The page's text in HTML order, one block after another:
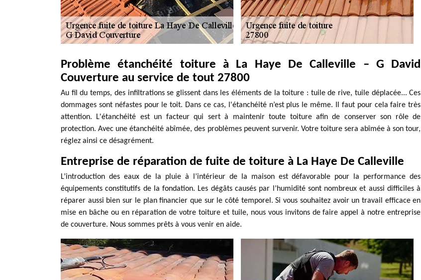
Problème étanchéité toiture à La Haye De Calleville – G David
Couverture au service de tout 27800
Au fil du temps, des infiltrations se glissent dans les éléments de la toiture : tuile de rive, tuile déplacée... Ces
dommages sont néfastes pour le toit. Dans ce cas, l'étanchéité n’est plus le même. Il faut pour cela faire très
attention. L'étanchéité est un facteur qui sert à maintenir toute toiture afin de conserver son rôle de
protection. Avec une étanchéité abîmée, des problèmes peuvent survenir. Votre toiture sera abîmée à son tour,
réglez ainsi ce désagrément.
Entreprise de réparation de fuite de toiture à La Haye De Calleville
L’introduction des eaux de la pluie à l’intérieur de la maison est défavorable pour la performance des
équipements constitutifs de la fondation. Les dégâts causés par l’humidité sont nombreux et aussi difficiles à
réparer aussi bien sur le plan financier que sur le côté temporel. Si vous souhaitez avoir un travail efficace en
mise en bâche ou en réparation de votre toiture et tuile, nous vous invitons de faire appel à notre entreprise
de couverture. Nous sommes prêts à vous venir en aide.